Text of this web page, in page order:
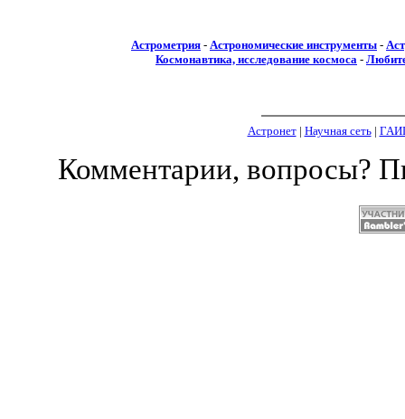
Астрометрия - Астрономические инструменты -
Космонавтика, исследование космоса -
Астронет| Научная сеть|
Комментарии, вопросы?